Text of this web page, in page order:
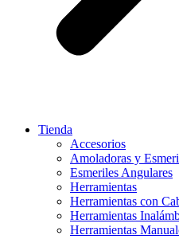
Tienda
Accesorios
Amoladoras y
Esmeriles Angulares
Herramientas
Herramientas con
Herramientas
Herramientas